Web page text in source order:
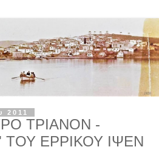
2011
ΤΡΙΑΝΟΝ -
ΕΡΡΙΚΟΥ ΙΨΕΝ